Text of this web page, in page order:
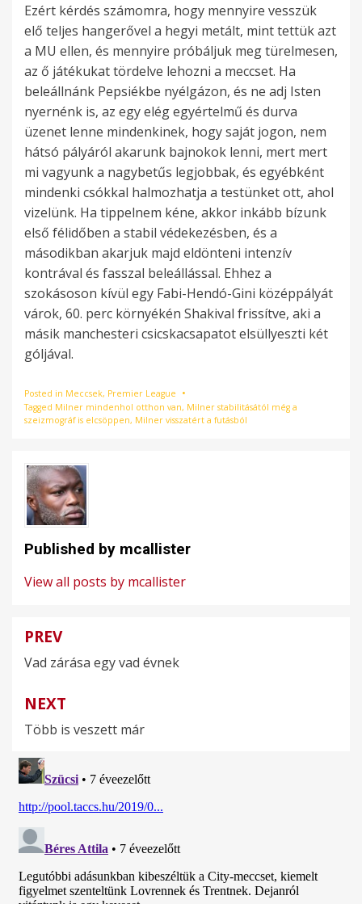
Ezért kérdés számomra, hogy mennyire vesszük
elő teljes hangerővel a hegyi metált, mint tettük azt
a MU ellen, és mennyire próbáljuk meg türelmesen,
az ő játékukat tördelve lehozni a meccset. Ha
beleállnánk Pepsiékbe nyélgázon, és ne adj Isten
nyernénk is, az egy elég egyértelmű és durva
üzenet lenne mindenkinek, hogy saját jogon, nem
hátsó pályáról akarunk bajnokok lenni, mert mert
mi vagyunk a nagybetűs legjobbak, és egyébként
mindenki csókkal halmozhatja a testünket ott, ahol
vizelünk. Ha tippelnem kéne, akkor inkább bízunk
első félidőben a stabil védekezésben, és a
másodikban akarjuk majd eldönteni intenzív
kontrával és fasszal beleállással. Ehhez a
szokásoson kívül egy Fabi-Hendó-Gini középpályát
várok, 60. perc környékén Shakival frissítve, aki a
másik manchesteri csicskacsapatot elsüllyeszti két
góljával.
Posted in Meccsek, Premier League
Tagged Milner mindenhol otthon van, Milner stabilitásától még a
szeizmográf is elcsöppen, Milner visszatért a futásból
Published by mcallister
View all posts by mcallister
Bejegyzés
navigáció
PREV
Vad zárása egy vad évnek
NEXT
Több is veszett már